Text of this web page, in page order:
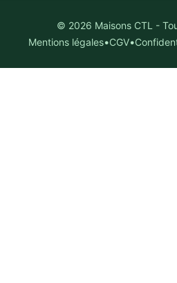
© 2026 Maisons CTL -
Mentions légales•CGV•
🎯
Ces